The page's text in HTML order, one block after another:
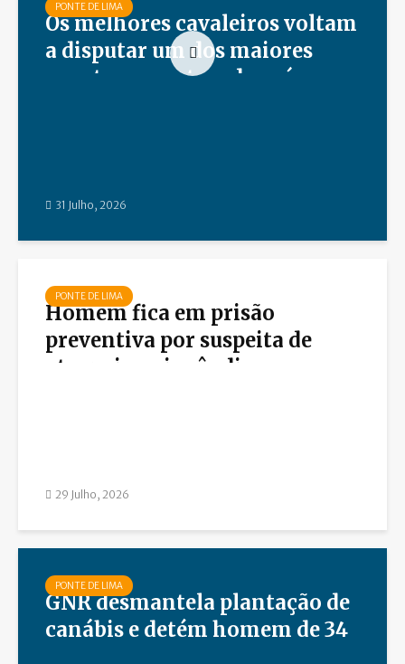
PONTE DE LIMA
Os melhores cavaleiros voltam
a disputar um dos maiores
eventos equestres do país
31 Julho, 2026
PONTE DE LIMA
Homem fica em prisão
preventiva por suspeita de
atear cinco incêndios em
29 Julho, 2026
PONTE DE LIMA
GNR desmantela plantação de
canábis e detém homem de 34